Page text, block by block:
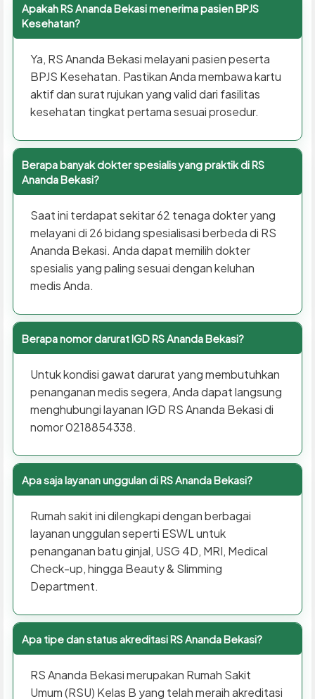
Apakah RS Ananda Bekasi menerima pasien BPJS
Kesehatan?
Ya, RS Ananda Bekasi melayani pasien peserta
BPJS Kesehatan. Pastikan Anda membawa kartu
aktif dan surat rujukan yang valid dari fasilitas
kesehatan tingkat pertama sesuai prosedur.
Berapa banyak dokter spesialis yang praktik di RS
Ananda Bekasi?
Saat ini terdapat sekitar 62 tenaga dokter yang
melayani di 26 bidang spesialisasi berbeda di RS
Ananda Bekasi. Anda dapat memilih dokter
spesialis yang paling sesuai dengan keluhan
medis Anda.
Berapa nomor darurat IGD RS Ananda Bekasi?
Untuk kondisi gawat darurat yang membutuhkan
penanganan medis segera, Anda dapat langsung
menghubungi layanan IGD RS Ananda Bekasi di
nomor 0218854338.
Apa saja layanan unggulan di RS Ananda Bekasi?
Rumah sakit ini dilengkapi dengan berbagai
layanan unggulan seperti ESWL untuk
penanganan batu ginjal, USG 4D, MRI, Medical
Check-up, hingga Beauty & Slimming
Department.
Apa tipe dan status akreditasi RS Ananda Bekasi?
RS Ananda Bekasi merupakan Rumah Sakit
Umum (RSU) Kelas B yang telah meraih akreditasi